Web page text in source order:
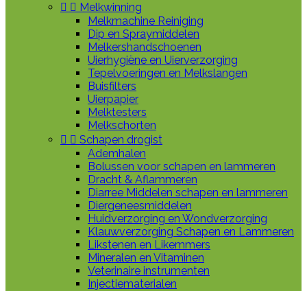
  Melkwinning
Melkmachine Reiniging
Dip en Spraymiddelen
Melkershandschoenen
Uierhygiëne en Uierverzorging
Tepelvoeringen en Melkslangen
Buisfilters
Uierpapier
Melktesters
Melkschorten
  Schapen drogist
Ademhalen
Bolussen voor schapen en lammeren
Dracht & Aflammeren
Diarree Middelen schapen en lammeren
Diergeneesmiddelen
Huidverzorging en Wondverzorging
Klauwverzorging Schapen en Lammeren
Likstenen en Likemmers
Mineralen en Vitaminen
Veterinaire instrumenten
Injectiematerialen